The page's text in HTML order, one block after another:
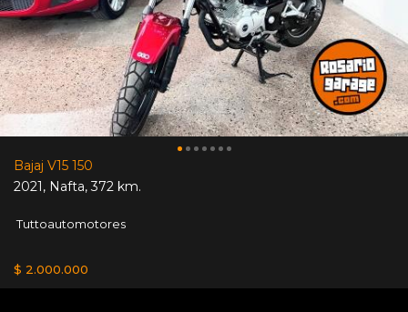
Bajaj V15 150
2021, Nafta,372 km.
Tuttoautomotores
$ 2.000.000